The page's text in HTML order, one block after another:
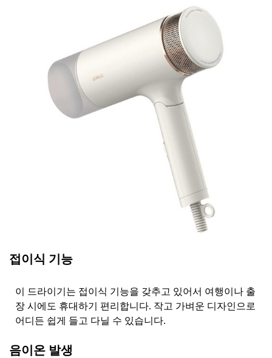
접이식 기능
이 드라이기는 접이식 기능을 갖추고 있어서 여행이나 출
장 시에도 휴대하기 편리합니다. 작고 가벼운 디자인으로
어디든 쉽게 들고 다닐 수 있습니다.
음이온 발생